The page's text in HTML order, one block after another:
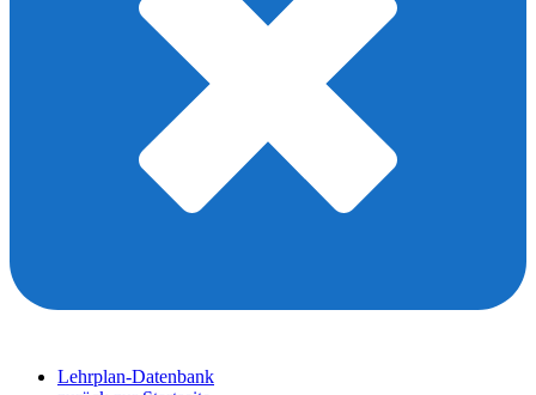
Lehrplan-Datenbank